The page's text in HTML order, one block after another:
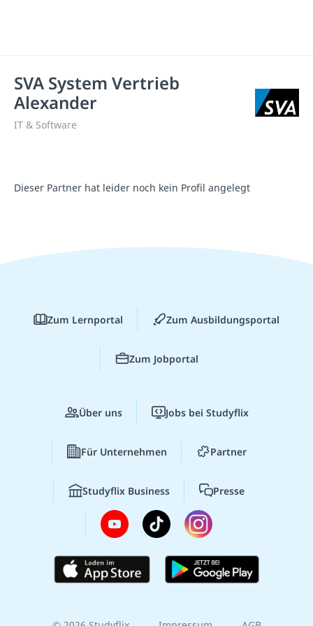
SVA System Vertrieb
Alexander
IT & Software
Dieser Partner hat leider noch kein Profil angelegt
Zum Lernportal Zum Ausbildungsportal
Zum Jobportal
Über uns Jobs bei Studyflix
Für Unternehmen Partner
Studyflix Business Presse